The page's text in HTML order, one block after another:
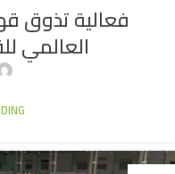
فعالية تذوق
العالمي